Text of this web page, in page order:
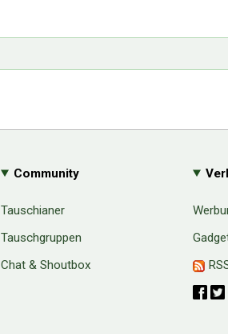
Community
Tauschianer
Tauschgruppen
Chat & Shoutbox